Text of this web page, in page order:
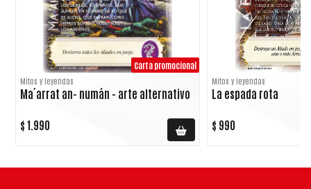
Carta promocional
Mitos y leyendas
Ma´arrat an- numán - arte alternativo
$ 1.990
Mitos y leyendas
La espada rota
$ 990